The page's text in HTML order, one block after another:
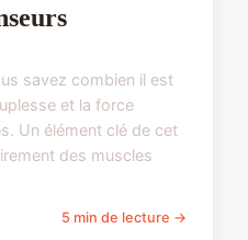
savez combien il est
et la force
Un élément clé de cet
des muscles
5 min de lecture →